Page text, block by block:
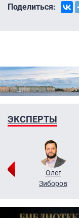
Поделиться:
ЭКСПЕРТЫ
Олег
Зиборов